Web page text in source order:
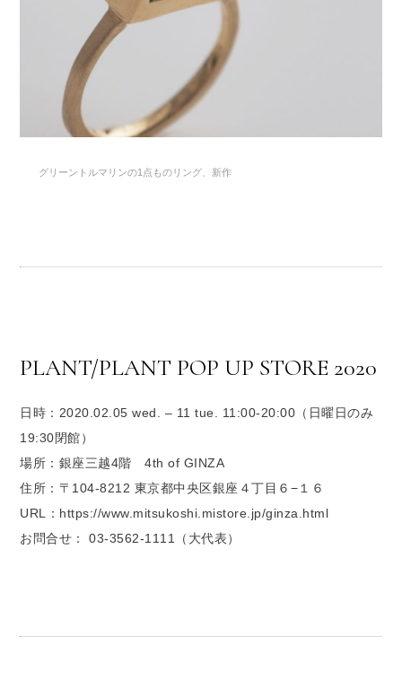
グリーントルマリンの1点ものリング、新作
PLANT/PLANT POP UP STORE 2020
日時：2020.02.05 wed. – 11 tue. 11:00-20:00（日曜日のみ
19:30閉館）
場所：銀座三越4階 4th of GINZA
住所：〒104-8212 東京都中央区銀座４丁目６−１６
URL：https://www.mitsukoshi.mistore.jp/ginza.html
お問合せ： 03-3562-1111（大代表）